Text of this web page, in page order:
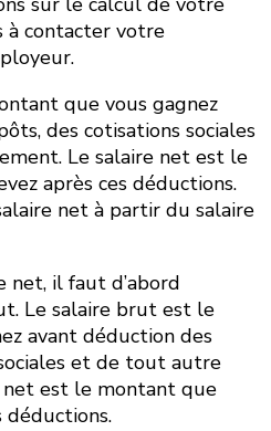
à contacter votre
que vous gagnez
des cotisations sociales
Le salaire net est le
après ces déductions.
net à partir du salaire
net, il faut d’abord
Le salaire brut est le
avant déduction des
et de tout autre
est le montant que
déductions.